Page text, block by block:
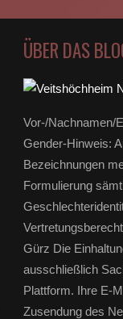
ÜBER DAS
Vor-/Nachnamen/
Gender-Hinweis:
Bezeichnungen
Formulierung
Gürz Die
ausschließlich
Plattform. Ihre E-
Zusendung des